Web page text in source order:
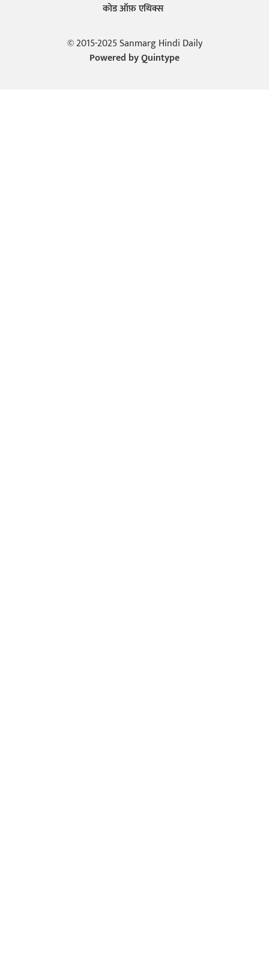
कोड ऑफ़ एथिक्स
© 2015-2025 Sanmarg Hindi Daily
Powered byQuintype